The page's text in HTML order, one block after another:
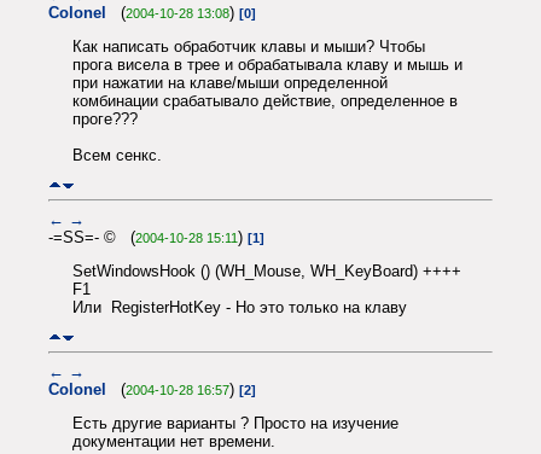
Colonel
(2004-10-28 13:08) [0]
Как написать обработчик клавы и мыши? Чтобы
прога висела в трее и обрабатывала клаву и мышь и
при нажатии на клаве/мыши определенной
комбинации срабатывало действие, определенное в
проге???
Всем сенкс.
← →
-=SS=- © (2004-10-28 15:11) [1]
SetWindowsHook () (WH_Mouse, WH_KeyBoard) ++++
F1
Или RegisterHotKey - Но это только на клаву
← →
Colonel
(2004-10-28 16:57) [2]
Есть другие варианты ? Просто на изучение
документации нет времени.